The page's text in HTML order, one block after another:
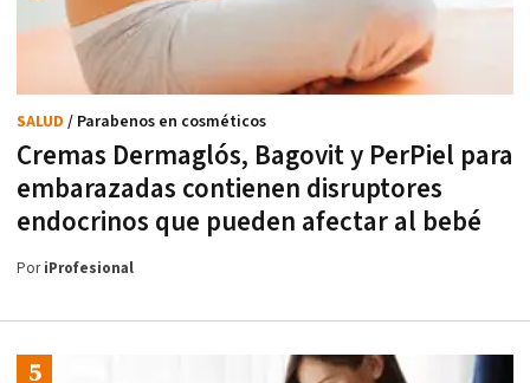
Cremas Dermaglós, Bagovit y PerPiel para
embarazadas contienen disruptores
endocrinos que pueden afectar al bebé
SALUD / Parabenos en cosméticos
PoriProfesional